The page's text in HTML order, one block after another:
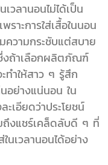
เวลานอนไม่ได้เป็น
ราะการใส่เสื้อในนอน
ความกระชับแต่สบาย
งถ้าเลือกผลิตภัณฑ์
ทำให้สาว ๆ รู้สึก
อย่างแน่นอน ใน
เอียดว่าประโยชน์
ถึงแชร์เคล็ดลับดี ๆ ที่
นเวลานอนได้อย่าง